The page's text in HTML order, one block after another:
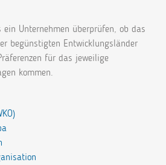
Unternehmen überprüfen, ob das
begünstigten Entwicklungsländer
für das jeweilige
kommen.